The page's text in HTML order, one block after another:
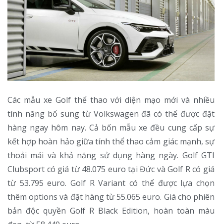
Các mẫu xe Golf thể thao với diện mạo mới và nhiều
tính năng bổ sung từ Volkswagen đã có thể được đặt
hàng ngay hôm nay. Cả bốn mẫu xe đều cung cấp sự
kết hợp hoàn hảo giữa tính thể thao cảm giác mạnh, sự
thoải mái và khả năng sử dụng hàng ngày. Golf GTI
Clubsport có giá từ 48.075 euro tại Đức và Golf R có giá
từ 53.795 euro. Golf R Variant có thể được lựa chọn
thêm options và đặt hàng từ 55.065 euro. Giá cho phiên
bản độc quyền Golf R Black Edition, hoàn toàn màu